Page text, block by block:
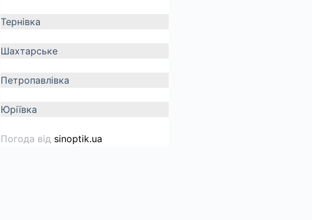
Тернівка
Шахтарське
Петропавлівка
Юріївка
Погода від sinoptik.ua